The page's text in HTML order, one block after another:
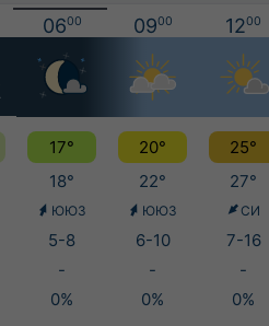
0600 0900 1200
17° 20° 25°
18° 22° 27°
ЮЮЗ ЮЮЗ СИ
5-8 6-10 7-16
- - -
0% 0% 0%